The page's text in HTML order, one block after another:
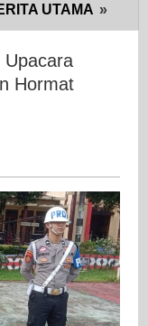
UTAMA »
Upacara
Hormat